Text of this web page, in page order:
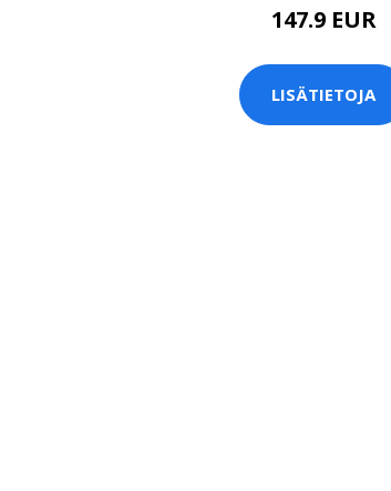
147.9 EUR
LISÄTIETOJA